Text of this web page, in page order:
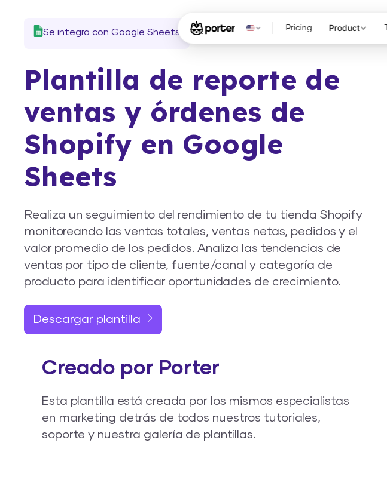
Pricing Product
Se integra con Google Sheets
Plantilla de reporte de
ventas y órdenes de
Shopify en Google
Sheets
Realiza un seguimiento del rendimiento de tu tienda Shopify
monitoreando las ventas totales, ventas netas, pedidos y el
valor promedio de los pedidos. Analiza las tendencias de
ventas por tipo de cliente, fuente/canal y categoría de
producto para identificar oportunidades de crecimiento.
Descargar plantilla
Creado por Porter
Esta plantilla está creada por los mismos especialistas
en marketing detrás de todos nuestros tutoriales,
soporte y nuestra galería de plantillas.